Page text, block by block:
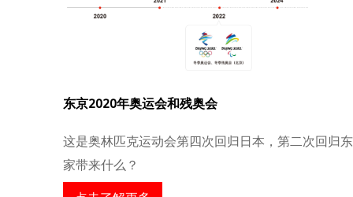
东京2020年奥运会和残奥会
这是奥林匹克运动会第四次回归日本，第二次回归
家带来什么？